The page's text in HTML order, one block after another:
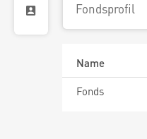
Fondsprofil
Name
Fonds